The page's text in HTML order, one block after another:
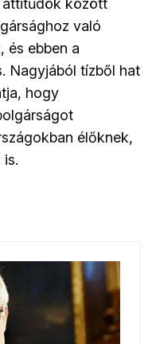
való
és ebben a
Nagyjából tízből hat
hogy
élőknek,